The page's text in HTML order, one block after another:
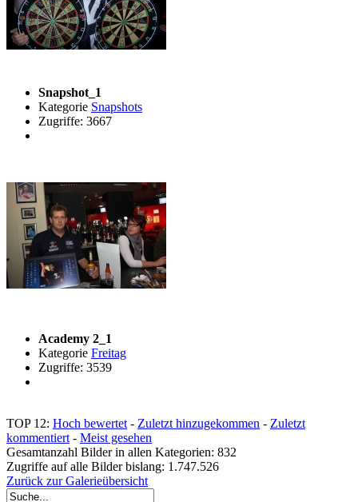
Snapshot_1
Kategorie Snapshots
Zugriffe: 3667
Academy 2_1
Kategorie Freitag
Zugriffe: 3539
TOP 12: Hoch bewertet - Zuletzt hinzugekommen - Zuletzt
kommentiert - Meist gesehen
Gesamtanzahl Bilder in allen Kategorien: 832
Zugriffe auf alle Bilder bislang: 1.747.526
Zurück zur Galerieübersicht